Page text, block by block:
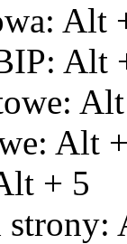
Alt
Alt
Alt
Alt
+ 5
strony: